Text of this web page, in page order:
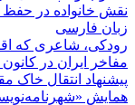
نقش خانواده در حفظ
زبان فارسی
رودکی، شاعری که
مفاخر ایران در
پیشنهاد انتقال خاک
همایش